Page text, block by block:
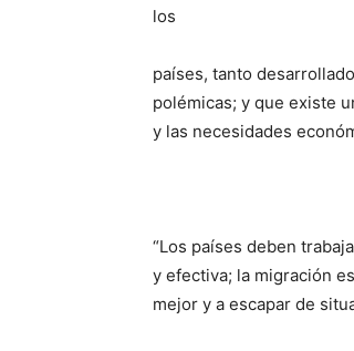
los
países, tanto
polémicas; y que existe
y las necesidades
“Los países deben
y efectiva; la migración
mejor y a escapar de